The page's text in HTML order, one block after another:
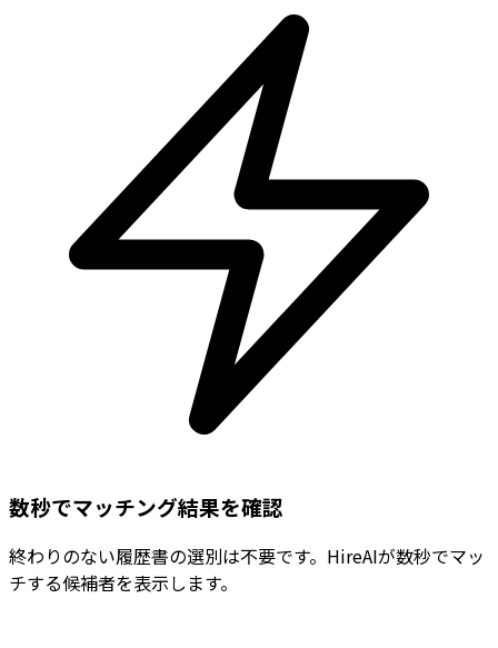
数秒でマッチング結果を確認
終わりのない履歴書の選別は不要です。HireAIが数秒でマッ
チする候補者を表示します。